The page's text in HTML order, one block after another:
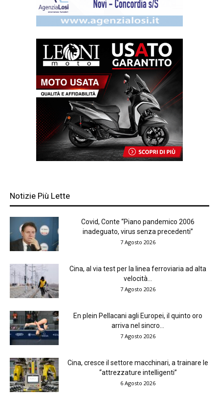
Notizie Più Lette
Covid, Conte “Piano pandemico 2006
inadeguato, virus senza precedenti”
7 Agosto 2026
Cina, al via test per la linea ferroviaria ad alta
velocità...
7 Agosto 2026
En plein Pellacani agli Europei, il quinto oro
arriva nel sincro...
7 Agosto 2026
Cina, cresce il settore macchinari, a trainare le
“attrezzature intelligenti”
6 Agosto 2026